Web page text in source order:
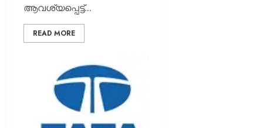
ആവശ്യപ്പെട്ട്...
READ MORE